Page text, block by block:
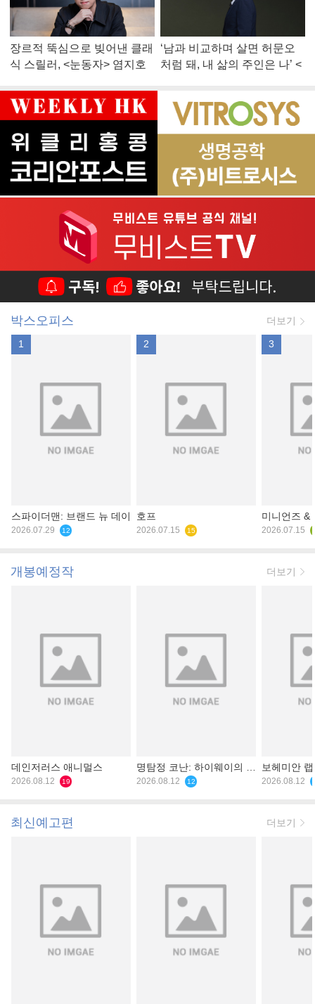
장르적 뚝심으로 빚어낸 클래
식 스릴러, <눈동자> 염지호
‘남과 비교하며 살면 허문오
처럼 돼, 내 삶의 주인은 나’ <
박스오피스 더보기
1
스파이더맨: 브랜드 뉴 데이
2026.07.29 12
2
호프
2026.07.15 15
3
미니언즈 &
2026.07.15
개봉예정작 더보기
데인저러스 애니멀스
2026.08.12 19
명탐정 코난: 하이웨이의 타
천사
2026.08.12 12
보헤미안
2026.08.12
최신예고편 더보기